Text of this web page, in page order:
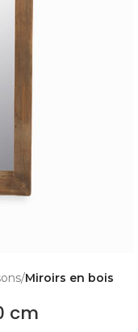
Miroirs en bois
cm